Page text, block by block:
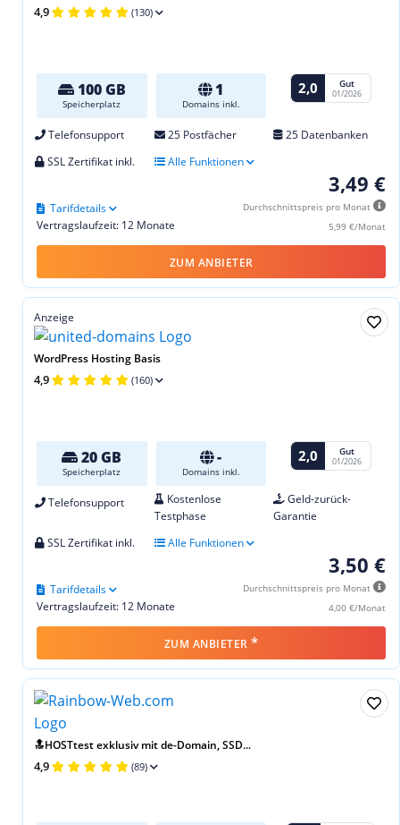
4,9 (130)
100 GB
Speicherplatz
1
Domains inkl.
2,0 Gut
01/2026
Telefonsupport 25 Postfächer
25 Datenbanken
SSL Zertifikat inkl.
Alle Funktionen
3,49 €
Durchschnittspreis pro Monat
5,99 €/Monat
Vertragslaufzeit: 12 Monate
Tarifdetails
ZUM ANBIETER
Anzeige
WordPress Hosting Basis
4,9 (160)
20 GB
Speicherplatz
-
Domains inkl.
2,0 Gut
01/2026
Telefonsupport
Kostenlose
Testphase
Geld-zurück-
Garantie
SSL Zertifikat inkl.
Alle Funktionen
3,50 €
Durchschnittspreis pro Monat
4,00 €/Monat
Vertragslaufzeit: 12 Monate
Tarifdetails
ZUM ANBIETER *
🔝HOSTtest exklusiv mit de-Domain, SSD...
4,9 (89)